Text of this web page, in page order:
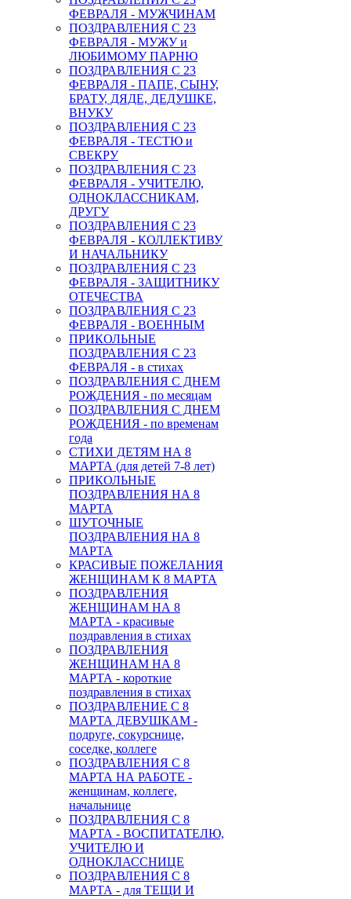
ФЕВРАЛЯ - МУЖЧИНАМ
ПОЗДРАВЛЕНИЯ С 23
ФЕВРАЛЯ - МУЖУ и
ЛЮБИМОМУ ПАРНЮ
ПОЗДРАВЛЕНИЯ С 23
ФЕВРАЛЯ - ПАПЕ, СЫНУ,
БРАТУ, ДЯДЕ, ДЕДУШКЕ,
ВНУКУ
ПОЗДРАВЛЕНИЯ С 23
ФЕВРАЛЯ - ТЕСТЮ и
СВЕКРУ
ПОЗДРАВЛЕНИЯ С 23
ФЕВРАЛЯ - УЧИТЕЛЮ,
ОДНОКЛАССНИКАМ,
ДРУГУ
ПОЗДРАВЛЕНИЯ С 23
ФЕВРАЛЯ - КОЛЛЕКТИВУ
И НАЧАЛЬНИКУ
ПОЗДРАВЛЕНИЯ С 23
ФЕВРАЛЯ - ЗАЩИТНИКУ
ОТЕЧЕСТВА
ПОЗДРАВЛЕНИЯ С 23
ФЕВРАЛЯ - ВОЕННЫМ
ПРИКОЛЬНЫЕ
ПОЗДРАВЛЕНИЯ С 23
ФЕВРАЛЯ - в стихах
ПОЗДРАВЛЕНИЯ С ДНЕМ
РОЖДЕНИЯ - по месяцам
ПОЗДРАВЛЕНИЯ С ДНЕМ
РОЖДЕНИЯ - по временам
года
СТИХИ ДЕТЯМ НА 8
МАРТА (для детей 7-8 лет)
ПРИКОЛЬНЫЕ
ПОЗДРАВЛЕНИЯ НА 8
МАРТА
ШУТОЧНЫЕ
ПОЗДРАВЛЕНИЯ НА 8
МАРТА
КРАСИВЫЕ ПОЖЕЛАНИЯ
ЖЕНЩИНАМ К 8 МАРТА
ПОЗДРАВЛЕНИЯ
ЖЕНЩИНАМ НА 8
МАРТА - красивые
поздравления в стихах
ПОЗДРАВЛЕНИЯ
ЖЕНЩИНАМ НА 8
МАРТА - короткие
поздравления в стихах
ПОЗДРАВЛЕНИЕ С 8
МАРТА ДЕВУШКАМ -
подруге, сокурснице,
соседке, коллеге
ПОЗДРАВЛЕНИЯ С 8
МАРТА НА РАБОТЕ -
женщинам, коллеге,
начальнице
ПОЗДРАВЛЕНИЯ С 8
МАРТА - ВОСПИТАТЕЛЮ,
УЧИТЕЛЮ И
ОДНОКЛАССНИЦЕ
ПОЗДРАВЛЕНИЯ С 8
МАРТА - для ТЕЩИ И